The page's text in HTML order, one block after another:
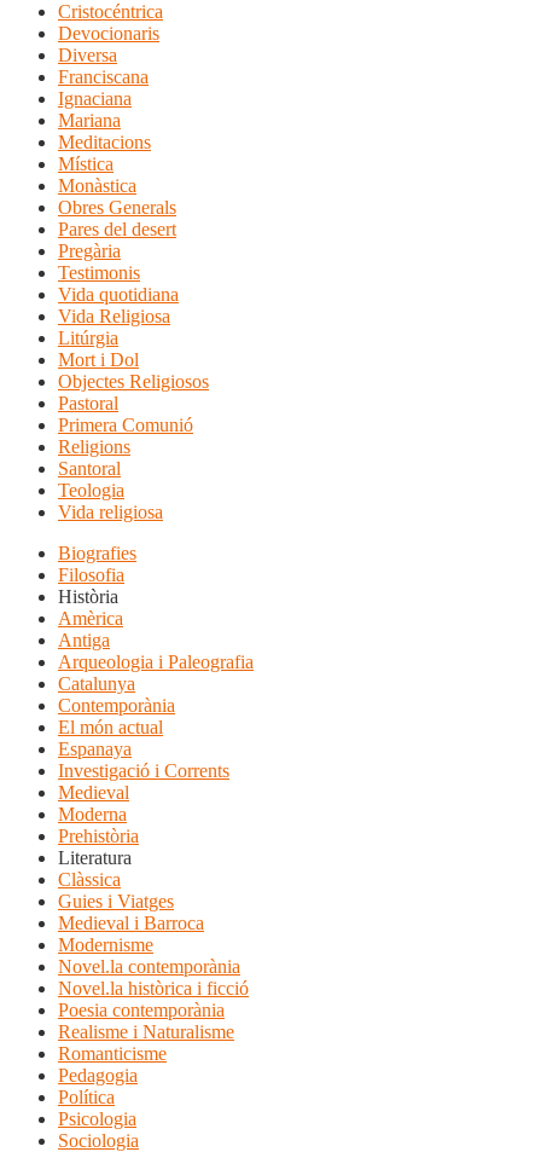
Cristocéntrica
Devocionaris
Diversa
Franciscana
Ignaciana
Mariana
Meditacions
Mística
Monàstica
Obres Generals
Pares del desert
Pregària
Testimonis
Vida quotidiana
Vida Religiosa
Litúrgia
Mort i Dol
Objectes Religiosos
Pastoral
Primera Comunió
Religions
Santoral
Teologia
Vida religiosa
Biografies
Filosofia
Història
Amèrica
Antiga
Arqueologia i Paleografia
Catalunya
Contemporània
El món actual
Espanaya
Investigació i Corrents
Medieval
Moderna
Prehistòria
Literatura
Clàssica
Guies i Viatges
Medieval i Barroca
Modernisme
Novel.la contemporània
Novel.la històrica i ficció
Poesia contemporània
Realisme i Naturalisme
Romanticisme
Pedagogia
Política
Psicologia
Sociologia